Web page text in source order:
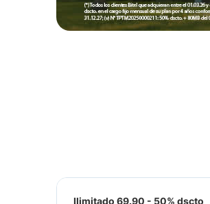
Ilimitado 69.90 - 50% dscto